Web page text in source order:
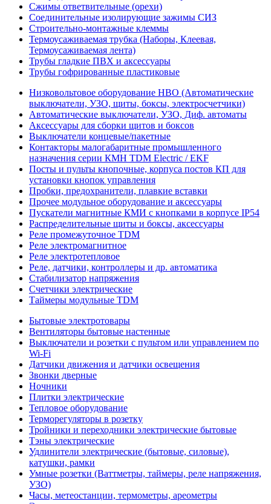
Сжимы ответвительные (орехи)
Соединительные изолирующие зажимы СИЗ
Строительно-монтажные клеммы
Термоусаживаемая трубка (Наборы, Клеевая,
Термоусаживаемая лента)
Трубы гладкие ПВХ и аксессуары
Трубы гофрированные пластиковые
Низковольтовое оборудование НВО (Автоматические
выключатели, УЗО, щиты, боксы, электросчетчики)
Автоматические выключатели, УЗО, Диф. автоматы
Аксессуары для сборки щитов и боксов
Выключатели концевые/пакетные
Контакторы малогабаритные промышленного
назначения серии КМН TDM Electric / EKF
Посты и пульты кнопочные, корпуса постов КП для
установки кнопок управления
Пробки, предохранители, плавкие вставки
Прочее модульное оборудование и аксессуары
Пускатели магнитные КМИ с кнопками в корпусе IP54
Распределительные щиты и боксы, аксессуары
Реле промежуточное TDM
Реле электромагнитное
Реле электротепловое
Реле, датчики, контроллеры и др. автоматика
Стабилизатор напряжения
Счетчики электрические
Таймеры модульные TDM
Бытовые электротовары
Вентиляторы бытовые настенные
Выключатели и розетки с пультом или управлением по
Wi-Fi
Датчики движения и датчики освещения
Звонки дверные
Ночники
Плитки электрические
Тепловое оборудование
Терморегуляторы в розетку
Тройники и переходники электрические бытовые
Тэны электрические
Удлинители электрические (бытовые, силовые),
катушки, рамки
Умные розетки (Ваттметры, таймеры, реле напряжения,
УЗО)
Часы, метеостанции, термометры, ареометры